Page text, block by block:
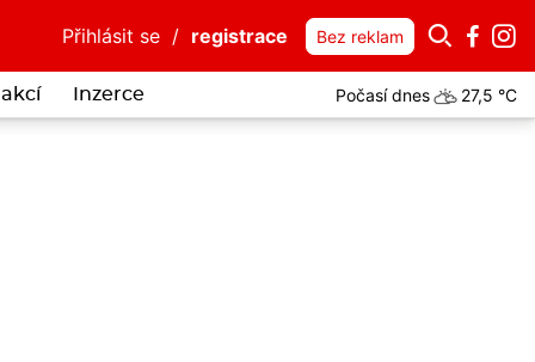
Přihlásit se / registrace Bez reklam
Inzerce Počasí dnes 27,5 °C